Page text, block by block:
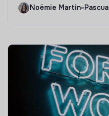
Noëmie Martin-Pascual